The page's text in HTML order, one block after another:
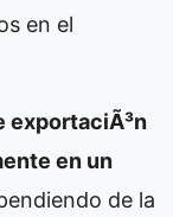
en el
exportaciÃ³n
en un
de la